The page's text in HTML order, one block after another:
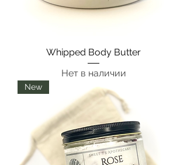
Whipped Body Butter
Нет в наличии
New